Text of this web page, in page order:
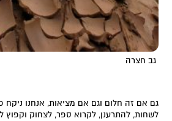
גב חצרה
גם אם זה חלום וגם אם מציאות, אנחנו ניקח
לשחות, להתרענן, לקרוא ספר, לצחוק וקפוץ